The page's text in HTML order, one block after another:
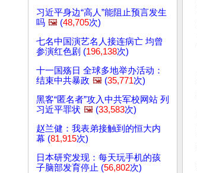
习近平身边“高人”能阻止预言发生
吗 🖼️ (48,705次)
七名中国演艺名人接连病亡 均曾
参演红色剧 (196,138次)
十一国殇日 全球多地举办活动：
结束中共暴政 🖼️ (35,771次)
黑客“匿名者”攻入中共军校网站 列
习近平罪状 🖼️ (33,583次)
赵兰健：我表弟接触到的恒大内
幕 (81,915次)
日本研究发现：每天玩手机的孩
子脑部发育停止 (56,802次)